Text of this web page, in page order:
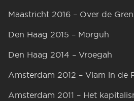
Maastricht 2016 – Over de
Den Haag 2015 – Morguh
Den Haag 2014 – Vroegah
Amsterdam 2012 – Vlam in de
Amsterdam 2011 – Het